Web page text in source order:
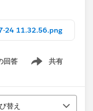
24 11.32.56.png
回答 共有
Show menu
替え